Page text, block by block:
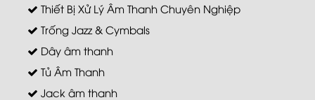
Thiết Bị Xử Lý Âm Thanh Chuyên Nghiệp
Trống Jazz & Cymbals
Dây âm thanh
Tủ Âm Thanh
Jack âm thanh